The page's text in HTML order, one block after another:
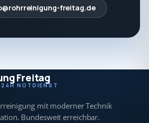
freitag.de
Freitag
24H NOTDIENST
mit moderner Technik
Bundesweit erreichbar.